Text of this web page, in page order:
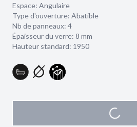
Espace: Angulaire
Type d'ouverture: Abatible
Nb de panneaux: 4
Épaisseur du verre: 8 mm
Hauteur standard: 1950